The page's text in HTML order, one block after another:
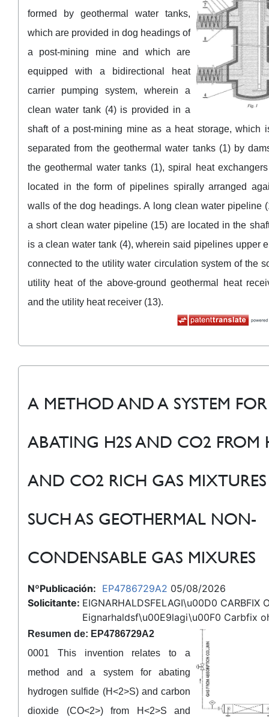
formed by geothermal water tanks,
which are provided in dog headings of
a post-mining mine and which are
equipped with a bidirectional heat
carrier pumping system, wherein a
clean water tank (4) is provided in a
shaft of a post-mining mine as a heat storage, which
separated from the geothermal water tanks (1) by
the geothermal water tanks (1), spiral heat
located in the form of pipelines spirally arranged
walls of the dog headings. A long clean water pipeline
a short clean water pipeline (15) are located in the
is a clean water tank (4), wherein said pipelines upper
connected to the utility water circulation system of the
utility heat of the above-ground geothermal heat
and the utility heat receiver (13).
A METHOD AND A SYSTEM FOR
ABATING H2S AND CO2 FROM
AND CO2 RICH GAS MIXTURES
SUCH AS GEOTHERMAL NON-
CONDENSABLE GAS MIXURES
NºPublicación: EP4786729A2 05/08/2026
Solicitante: EIGNARHALDSFELAGI\u00D0 CARBFIX
Eignarhaldsf\u00E9lagi\u00F0 Carbfix
Resumen de: EP4786729A2
0001 This invention relates to a
method and a system for abating
hydrogen sulfide (H<2>S) and carbon
dioxide (CO<2>) from H<2>S and